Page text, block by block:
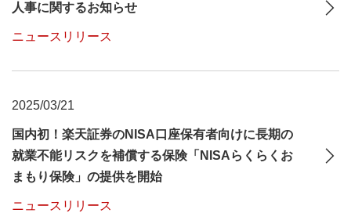
人事に関するお知らせ
ニュースリリース
2025/03/21
国内初！楽天証券のNISA口座保有者向けに長期の
就業不能リスクを補償する保険「NISAらくらくお
まもり保険」の提供を開始
ニュースリリース